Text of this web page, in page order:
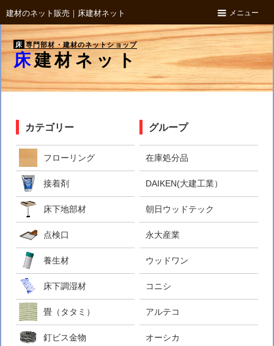
建材のネット販売｜床建材ネット メニュー
床 専門部材・建材のネットショップ
床建材ネット
カテゴリー
フローリング
接着剤
床下地部材
点検口
養生材
床下調湿材
畳（タタミ）
釘ビス金物
グループ
在庫処分品
DAIKEN(大建工業）
朝日ウッドテック
永大産業
ウッドワン
コニシ
アルテコ
オーシカ